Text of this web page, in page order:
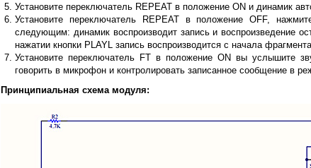
Установите переключатель REPEAT в положение ON и динамик
Установите переключатель REPEAT в положение OFF,
следующим: динамик воспроизводит запись и воспроизведение
нажатии кнопки PLAYL запись воспроизводится с начала фрагмента.
Установите переключатель FT в положение ON вы услышите
говорить в микрофон и контролировать записанное сообщение в
Принципиальная схема модуля: